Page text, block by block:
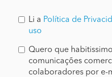
Li a Política de
uso
Quero que
comunicações
colaboradores por e-